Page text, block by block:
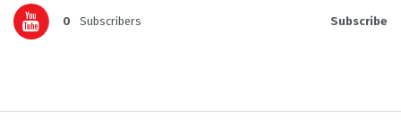
0 Subscribers Subscribe